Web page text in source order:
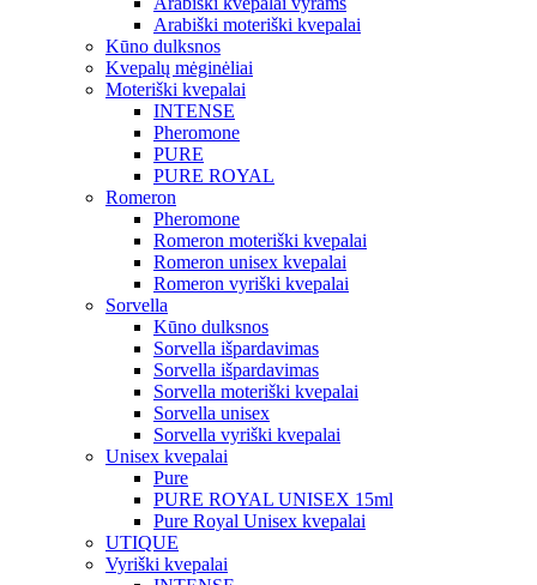
Arabiški moteriški kvepalai
Kūno dulksnos
Kvepalų mėginėliai
Moteriški kvepalai
INTENSE
Pheromone
PURE
PURE ROYAL
Romeron
Pheromone
Romeron moteriški kvepalai
Romeron unisex kvepalai
Romeron vyriški kvepalai
Sorvella
Kūno dulksnos
Sorvella išpardavimas
Sorvella išpardavimas
Sorvella moteriški kvepalai
Sorvella unisex
Sorvella vyriški kvepalai
Unisex kvepalai
Pure
PURE ROYAL UNISEX 15ml
Pure Royal Unisex kvepalai
UTIQUE
Vyriški kvepalai